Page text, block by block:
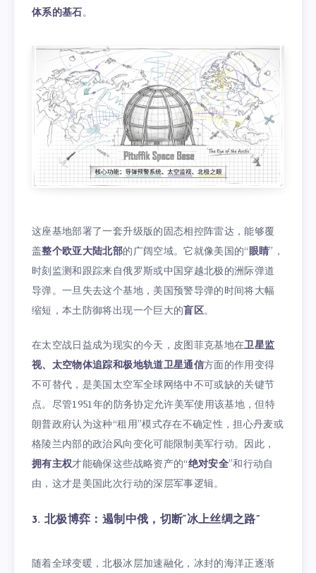
体系的基石。
这座基地部署了一套升级版的固态相控阵雷达，能够覆
盖整个欧亚大陆北部的广阔空域。它就像美国的“ 眼睛”，
时刻监测和跟踪来自俄罗斯或中国穿越北极的洲际弹道
导弹。一旦失去这个基地，美国预警导弹的时间将大幅
缩短，本土防御将出现一个巨大的盲区。
在太空战日益成为现实的今天，皮图菲克基地在卫星监
视、太空物体追踪和极地轨道卫星通信方面的作用变得
不可替代，是美国太空军全球网络中不可或缺的关键节
点。尽管1951年的防务协定允许美军使用该基地，但特
朗普政府认为这种“租用”模式存在不确定性，担心丹麦或
格陵兰内部的政治风向变化可能限制美军行动。因此，
拥有主权才能确保这些战略资产的“绝对安全”和行动自
由，这才是美国此次行动的深层军事逻辑。
3. 北极博弈：遏制中俄，切断“冰上丝绸之路”
随着全球变暖，北极冰层加速融化，冰封的海洋正逐渐